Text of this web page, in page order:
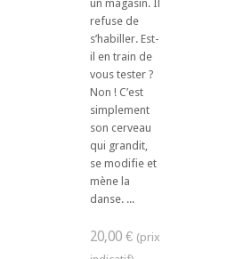
un magasin. Il
refuse de
s’habiller. Est-
il en train de
vous tester ?
Non ! C’est
simplement
son cerveau
qui grandit,
se modifie et
mène la
danse. ...
20,00 €